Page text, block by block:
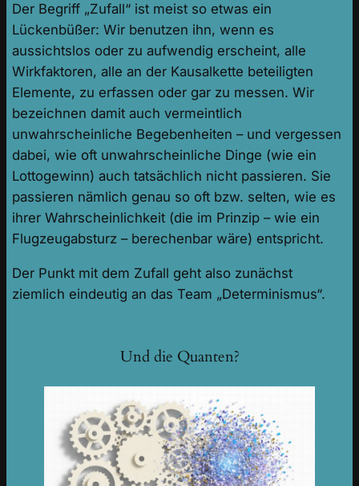
Der Begriff „Zufall“ ist meist so etwas ein
Lückenbüßer: Wir benutzen ihn, wenn es
aussichtslos oder zu aufwendig erscheint, alle
Wirkfaktoren, alle an der Kausalkette beteiligten
Elemente, zu erfassen oder gar zu messen. Wir
bezeichnen damit auch vermeintlich
unwahrscheinliche Begebenheiten – und vergessen
dabei, wie oft unwahrscheinliche Dinge (wie ein
Lottogewinn) auch tatsächlich nicht passieren. Sie
passieren nämlich genau so oft bzw. selten, wie es
ihrer Wahrscheinlichkeit (die im Prinzip – wie ein
Flugzeugabsturz – berechenbar wäre) entspricht.
Der Punkt mit dem Zufall geht also zunächst
ziemlich eindeutig an das Team „Determinismus“.
Und die Quanten?